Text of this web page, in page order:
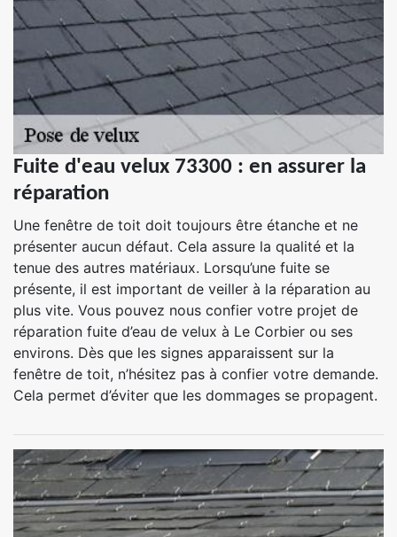
Fuite d'eau velux 73300 : en assurer la
réparation
Une fenêtre de toit doit toujours être étanche et ne
présenter aucun défaut. Cela assure la qualité et la
tenue des autres matériaux. Lorsqu’une fuite se
présente, il est important de veiller à la réparation au
plus vite. Vous pouvez nous confier votre projet de
réparation fuite d’eau de velux à Le Corbier ou ses
environs. Dès que les signes apparaissent sur la
fenêtre de toit, n’hésitez pas à confier votre demande.
Cela permet d’éviter que les dommages se propagent.